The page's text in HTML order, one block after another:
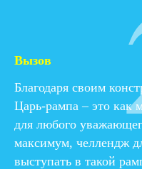
Вызов
Благодаря своим
Царь-рампа – это как
для любого
максимум, челлендж
выступать в такой